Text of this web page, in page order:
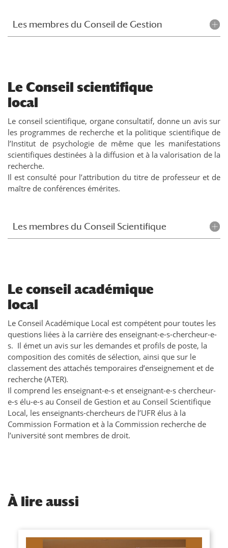
Les membres du Conseil de Gestion
Le Conseil scientifique
local
Le conseil scientifique, organe consultatif, donne un avis sur
les programmes de recherche et la politique scientifique de
l’Institut de psychologie de même que les manifestations
scientifiques destinées à la diffusion et à la valorisation de la
recherche.
Il est consulté pour l’attribution du titre de professeur et de
maître de conférences émérites.
Les membres du Conseil Scientifique
Le conseil académique
local
Le Conseil Académique Local est compétent pour toutes les
questions liées à la carrière des enseignant-e-s-chercheur-e-
s. Il émet un avis sur les demandes et profils de poste, la
composition des comités de sélection, ainsi que sur le
classement des attachés temporaires d’enseignement et de
recherche (ATER).
Il comprend les enseignant-e-s et enseignant-e-s chercheur-
e-s élu-e-s au Conseil de Gestion et au Conseil Scientifique
Local, les enseignants-chercheurs de l’UFR élus à la
Commission Formation et à la Commission recherche de
l’université sont membres de droit.
À lire aussi